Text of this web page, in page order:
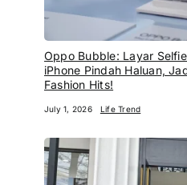
Oppo Bubble: Layar
iPhone Pindah Haluan,
Fashion Hits!
July 1, 2026 Life Trend